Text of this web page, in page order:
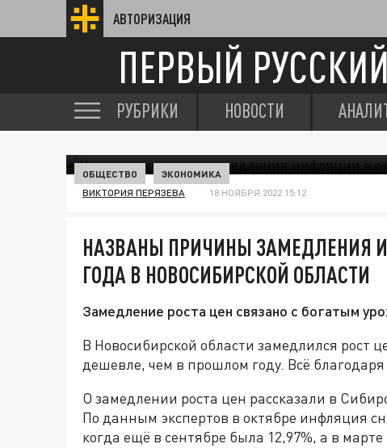
АВТОРИЗАЦИЯ
ПЕРВЫЙ РУССКИЙ
РУБРИКИ НОВОСТИ
ОБЩЕСТВО ЭКОНОМИКА
ВИКТОРИЯ ПЕРЯЗЕВА 18 НОЯБРЯ 2022 15:12
НАЗВАНЫ ПРИЧИНЫ ЗАМЕДЛЕНИЯ
ГОДА В НОВОСИБИРСКОЙ ОБЛАСТИ
Замедление роста цен связано с богатым
В Новосибирской области замедлился рост
дешевле, чем в прошлом году. Всё
О замедлении роста цен рассказали в
По данным экспертов в октябре инфляция
когда ещё в сентябре была 12,97%, а в марте